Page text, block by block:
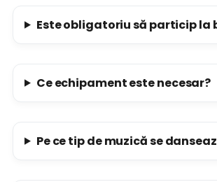
Este obligatoriu să particip
Ce echipament este necesar?
Pe ce tip de muzică se